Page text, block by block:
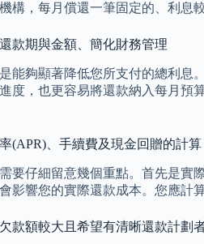
構，每月償還一筆固定的、利息
款期與金額、簡化財務管理
能夠顯著降低您所支付的總利息
度，也更容易將還款納入每月預
(APR)、手續費及現金回贈的計算
要仔細留意幾個重點。首先是實
影響您的實際還款成本。您應計
款額較大且希望有清晰還款計劃